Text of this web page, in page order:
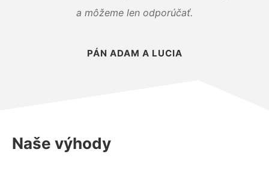
a môžeme len odporúčať.
PÁN ADAM A LUCIA
Naše výhody